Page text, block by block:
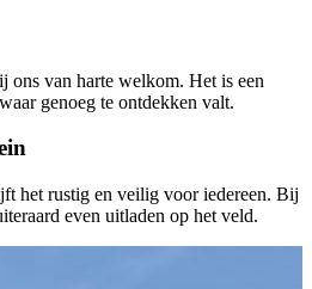
ons van harte welkom. Het is een
genoeg te ontdekken valt.
het rustig en veilig voor iedereen. Bij
even uitladen op het veld.